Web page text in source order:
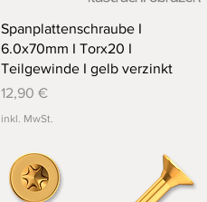
Schnellansicht
Spanplattenschraube I
6.0x70mm I Torx20 I
Teilgewinde I gelb verzinkt
Preis
12,90 €
inkl. MwSt.